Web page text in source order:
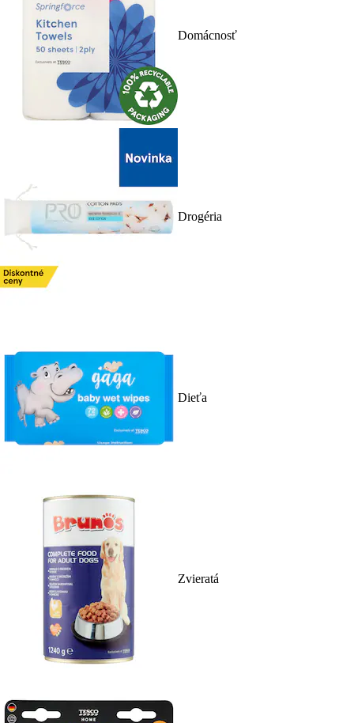
Domácnosť
Drogéria
Dieťa
Zvieratá